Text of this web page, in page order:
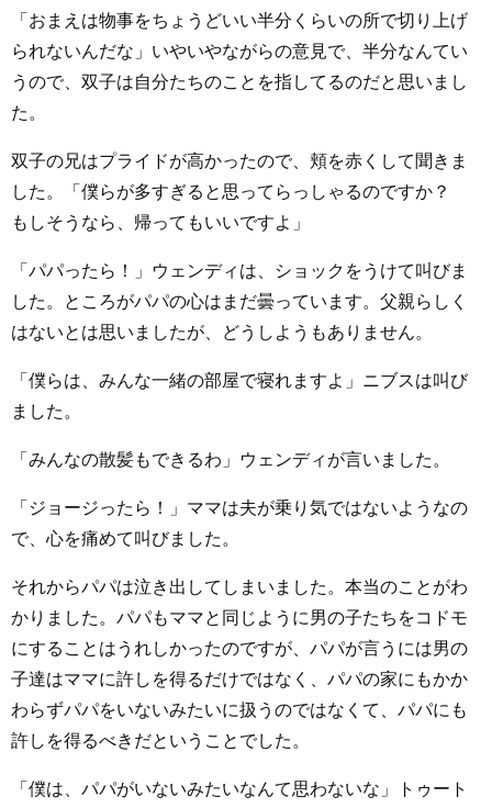
「おまえは物事をちょうどいい半分くらいの所で切り上げ
られないんだな」いやいやながらの意見で、半分なんてい
うので、双子は自分たちのことを指してるのだと思いまし
た。
双子の兄はプライドが高かったので、頬を赤くして聞きま
した。「僕らが多すぎると思ってらっしゃるのですか？
もしそうなら、帰ってもいいですよ」
「パパったら！」ウェンディは、ショックをうけて叫びま
した。ところがパパの心はまだ曇っています。父親らしく
はないとは思いましたが、どうしようもありません。
「僕らは、みんな一緒の部屋で寝れますよ」ニブスは叫び
ました。
「みんなの散髪もできるわ」ウェンディが言いました。
「ジョージったら！」ママは夫が乗り気ではないようなの
で、心を痛めて叫びました。
それからパパは泣き出してしまいました。本当のことがわ
かりました。パパもママと同じように男の子たちをコドモ
にすることはうれしかったのですが、パパが言うには男の
子達はママに許しを得るだけではなく、パパの家にもかか
わらずパパをいないみたいに扱うのではなくて、パパにも
許しを得るべきだということでした。
「僕は、パパがいないみたいなんて思わないな」トゥート